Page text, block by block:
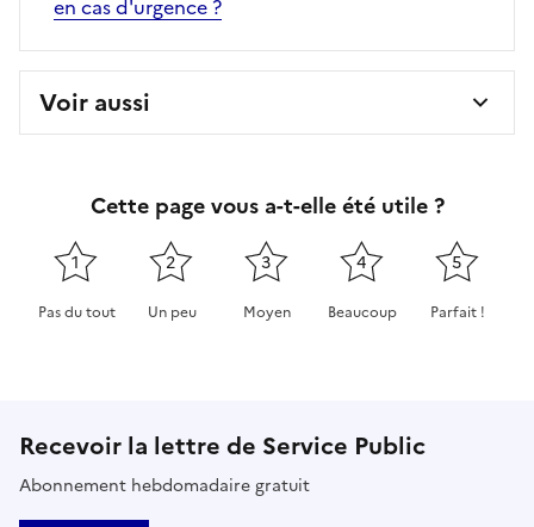
en cas d'urgence ?
Voir aussi
Cette page vous a-t-elle été utile ?
1
Pas du tout
2
Un peu
3
Moyen
4
Beaucoup
5
Parfait !
Recevoir la lettre de Service Public
Abonnement hebdomadaire gratuit